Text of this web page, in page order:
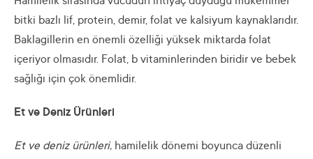
bitki bazlı lif, protein, demir, folat ve kalsiyum kaynaklarıdır.
Baklagillerin en önemli özelliği yüksek miktarda folat
içeriyor olmasıdır. Folat, b vitaminlerinden biridir ve bebek
sağlığı için çok önemlidir.
Et ve Deniz Ürünleri
Et ve deniz ürünleri, hamilelik dönemi boyunca düzenli